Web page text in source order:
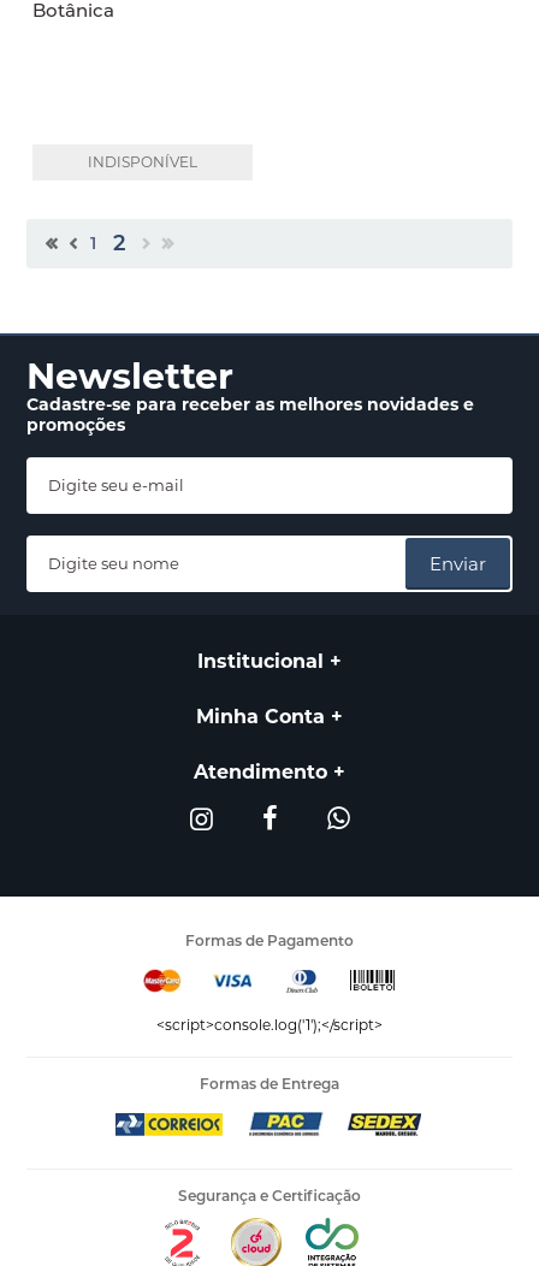
Botânica
INDISPONÍVEL
1 2
Newsletter
Cadastre-se para receberas melhores novidadese
promoções
Enviar
Institucional
Minha Conta
Atendimento
Formas de Pagamento
<script>console.log('1');</script>
Formas de Entrega
Segurança e Certificação